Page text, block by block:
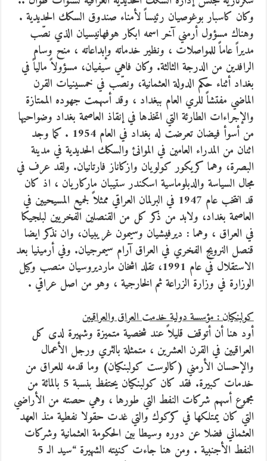
وكان كاسبار بوغوصيان رئيساً لأمناء صندوق السكك الحديدية .
وهناك مسؤول أرمني آخر اسمه ابكار هوفهانيسيان الذي نصّب
مديراً عاماً للمواصلات ، ونظير خدماته وإبداعاته ، منح وسام
الرافدين من الدرجة الثالثة. وكان فاهي سيفيان، مسؤولاً مالياً في
بغداد أثناء حكم الدولة العثمانية، ونصّب في خمسينيات القرن
الماضي مفتشاً للري العام ببغداد ، وقد أسهمت جهوده الممتازة
والإجراءات الطارئة التي اتخذها في إنقاذ العاصمة بغداد وضواحيها
من أسوأ فيضان تعرضت له بغداد في العام 1954 . كما وجد
اثنان من المدراء العامين في الموانئ والسكك الحديدية في مدينة
البصرة، وهما كريكور كولويان وازكاناز فارتانيان. ولقد عرف في
مجال السياسة والدبلوماسية اسكندر ستيبان ماركاريان ، اذ كان
قد انتخب عام 1947 في البرلمان العراقي ممثلاً لجميع المسيحيين في
العاصمة بغداد، ولابد من ذكر كل من القنصلين الفخريين لبلجيكا
في العراق ، وهما : ديرفيشيان وسيمون غريبيان، وان نذكر ايضا
قنصل النرويج الفخري في العراق آرام سيمرجيان. وفي أرمينيا بعد
الاستقلال في عام 1991، تقلد اشخان مارديروسيان منصب وكيل
الوزارة في وزارة الزراعة ثم الخارجية ، وهو من اصل عراقي .
كولبنكيان : مؤسسة دولية خدمت العراق والعراقيين
أود هنا أن أتوقف قليلاً عند شخصية متميزة وشهيرة لدى كل
العراقيين في القرن العشرين ، متمثلة بالثري ورجل الأعمال
والإحسان الأرمني (كالوست كولبنكيان) وما قدمه للعراق من
خدمات كبيرة. فقد كان كولبنكيان يحتفظ بنسبة 5 بالمائة من
مجموع أسهم شركات النفط التي طورها ، وهي حصته من الأراضي
التي كان يمتلكها في كركوك والتي غدت حقولا نفطية منذ العهد
العثماني فضلا عن دوره وسيطا بين الحكومة العثمانية وشركات
النفط الأجنبية . ومن هنا جاءت كنيته الشهيرة “سيد الـ 5